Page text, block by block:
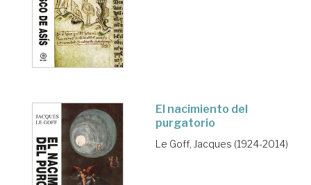
El nacimiento del
purgatorio
Le Goff, Jacques (1924-2014)